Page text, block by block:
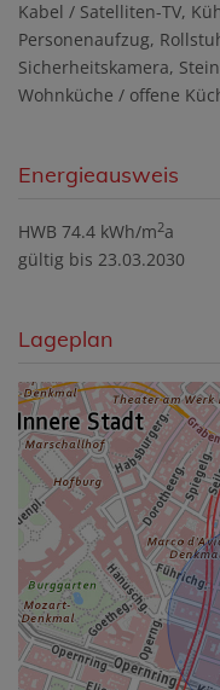
Kabel / Satelliten-TV
Personenaufzug
Sicherheitskamera
Wohnküche / offene
Energieausweis
HWB 74.4 kWh/m2a
gültig bis 23.03.2030
Lageplan